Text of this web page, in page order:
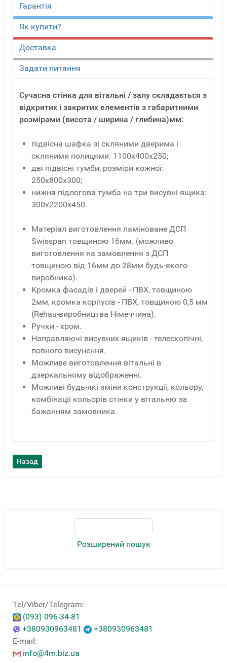
Розширений пошук
Гарантія
Як купити?
Доставка
Задати питання
Сучасна стінка для вітальні / залу складається з
відкритих і закритих елементів з габаритними
розмірами (висота / ширина / глибина)мм:
підвісна шафка зі скляними дверима і
скляними полицями: 1100х400х250;
дві підвісні тумби, розміри кожної:
250х800х300;
нижня підлогова тумба на три висувні ящика:
300х2200х450.
Матеріал виготовлення ламіноване ДСП
Swisspan товщиною 16мм. (можливо
виготовлення на замовлення з ДСП
товщиною від 16мм до 28мм будь-якого
виробника).
Кромка фасадів і дверей - ПВХ, товщиною
2мм, кромка корпусів - ПВХ, товщиною 0,5 мм
(Rehau-виробництва Німеччина).
Ручки - хром.
Направляючі висувних ящиків - телескопічні,
повного висунення.
Можливе виготовлення вітальні в
дзеркальному відображенні.
Можливі будь-які зміни конструкції, кольору,
комбінації кольорів стінки у вітальню за
бажанням замовника.
Tel/Viber/Telegram:
(093) 096-34-81
+380930963481
+380930963481
E-mail:
info@4m.biz.ua